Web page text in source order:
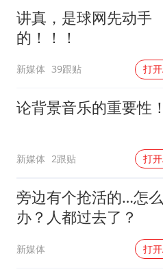
奋进开
讲真，是球网先动手
的！！！
新媒体 39跟贴 打
论背景音乐的重要性
新媒体 2跟贴 打
旁边有个抢活的…怎么
办？人都过去了？
新媒体 打